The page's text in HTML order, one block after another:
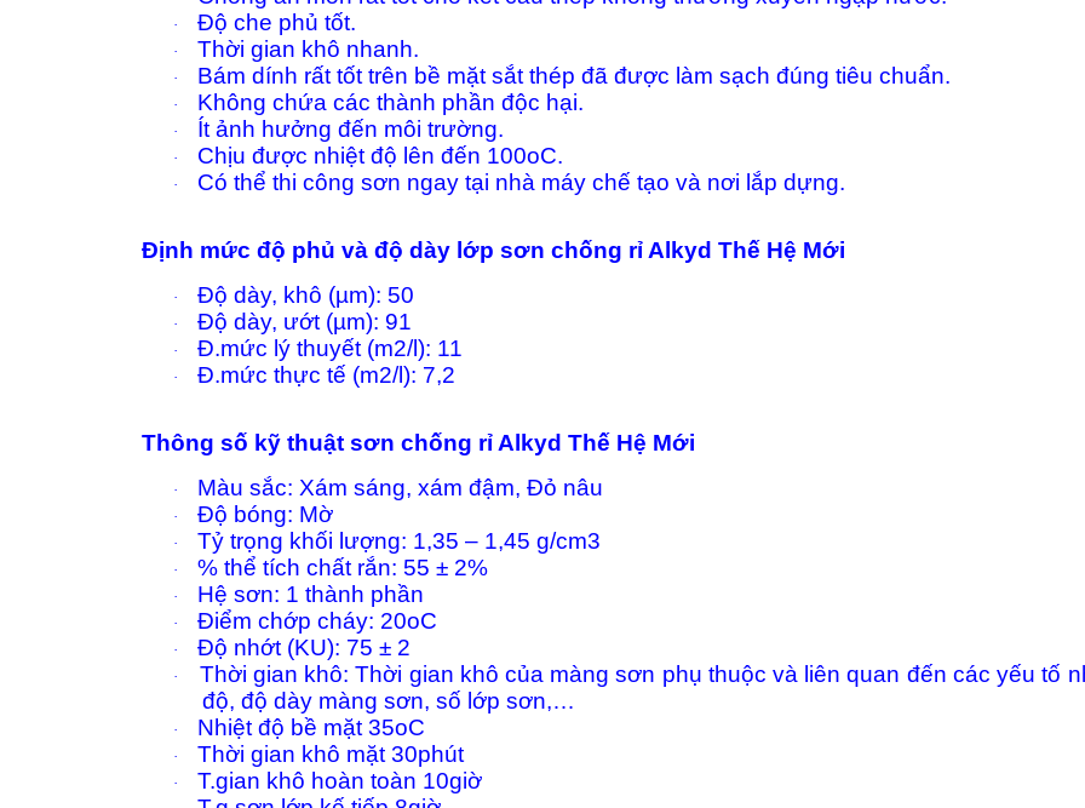
· Độ che phủ tốt.
· Thời gian khô nhanh.
· Bám dính rất tốt trên bề mặt sắt thép đã được làm sạch đúng tiêu chuẩn.
· Không chứa các thành phần độc hại.
· Ít ảnh hưởng đến môi trường.
· Chịu được nhiệt độ lên đến 100oC.
· Có thể thi công sơn ngay tại nhà máy chế tạo và nơi lắp dựng.
Định mức độ phủ và độ dày lớp sơn chống rỉ Alkyd Thế Hệ Mới
· Độ dày, khô (µm): 50
· Độ dày, ướt (µm): 91
· Đ.mức lý thuyết (m2/l): 11
· Đ.mức thực tế (m2/l): 7,2
Thông số kỹ thuật sơn chống rỉ Alkyd Thế Hệ Mới
· Màu sắc: Xám sáng, xám đậm, Đỏ nâu
· Độ bóng: Mờ
· Tỷ trọng khối lượng: 1,35 – 1,45 g/cm3
· % thể tích chất rắn: 55 ± 2%
· Hệ sơn: 1 thành phần
· Điểm chớp cháy: 20oC
· Độ nhớt (KU): 75 ± 2
·
Thời gian khô: Thời gian khô của màng sơn phụ thuộc và liên quan đến các yếu tố
độ, độ dày màng sơn, số lớp sơn,…
· Nhiệt độ bề mặt 35oC
· Thời gian khô mặt 30phút
· T.gian khô hoàn toàn 10giờ